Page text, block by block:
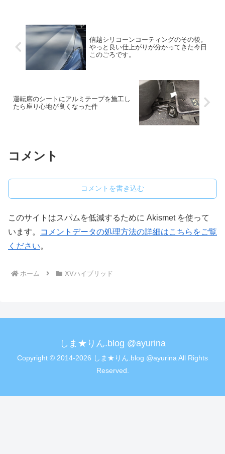
信越シリコーンコーティングのその後。
やっと良い仕上がりが分かってきた今日
このごろです。
運転席のシートにアルミテープを施工し
たら座り心地が良くなった件
コメント
コメントを書き込む
このサイトはスパムを低減するために Akismet を使って
います。
コメントデータの処理方法の詳細はこちらをご覧
ください。
ホーム XVハイブリッド
しま★りん.blog @ayurina
Copyright © 2014-2026 しま★りん.blog @ayurina All Rights
Reserved.